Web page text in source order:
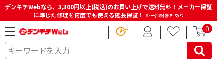
デンキチWebなら、3,300円以上(税込)のお買い上げで送料無料！メーカー保証
に準じた修理を何度でも使える延長保証！ ※一部対象外あり
0
HOME 商品一覧ページ パソコン・周辺機器・PCソフト